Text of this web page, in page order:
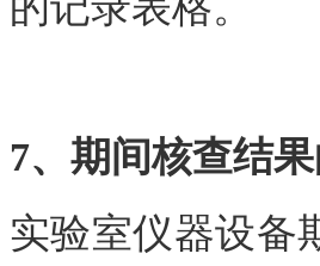
7、期间核查结
实验室仪器设备